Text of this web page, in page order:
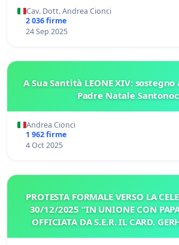
Cav. Dott. Andrea Cionci
2 036 firme
24 Sep 2025
A Sua Santità LEONE XIV:
Padre Natale
Andrea Cionci
1 962 firme
4 Oct 2025
PROTESTA FORMALE VERSO LA
30/12/2025 “IN UNIONE CON PAPA
OFFICIATA DA S.E.R. IL CARD.